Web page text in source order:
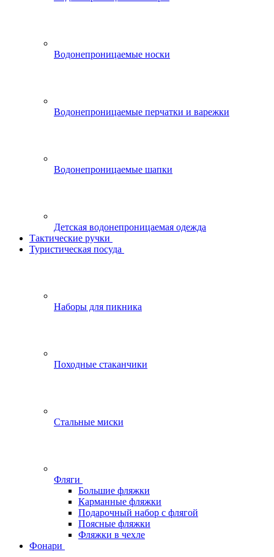
Водонепроницаемые носки
Водонепроницаемые перчатки и варежки
Водонепроницаемые шапки
Детская водонепроницаемая одежда
Тактические ручки
Туристическая посуда
Наборы для пикника
Походные стаканчики
Стальные миски
Фляги
Большие фляжки
Карманные фляжки
Подарочный набор с флягой
Поясные фляжки
Фляжки в чехле
Фонари